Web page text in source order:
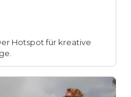
Hotspot für kreative